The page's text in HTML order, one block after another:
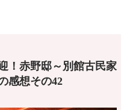
！赤野邸～別館古民家
感想その42